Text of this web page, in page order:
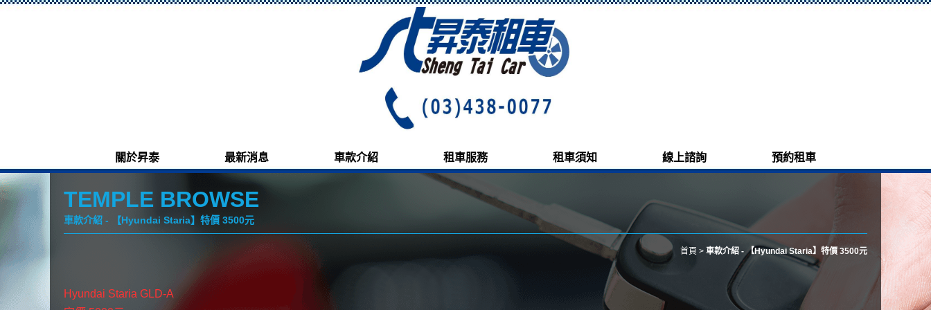
關於昇泰 最新消息 車款介紹 租車服務 租車須知 線上諮詢 預約租車
TEMPLE BROWSE
車款介紹 - 【Hyundai Staria】特價 3500元
首頁 > 車款介紹 - 【Hyundai Staria】特價 3500元
Hyundai Staria GLD-A